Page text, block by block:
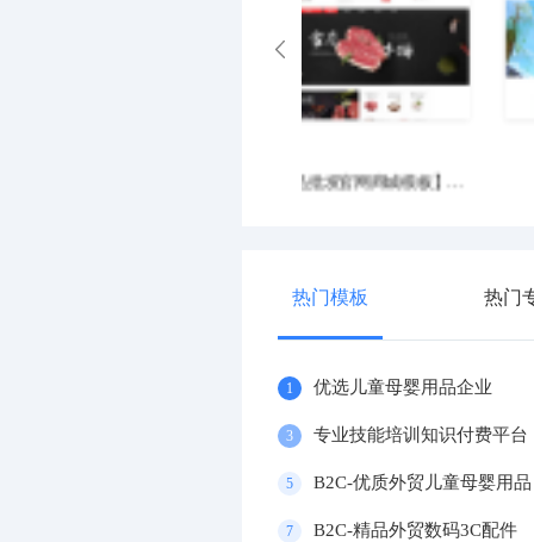
优选摩托车企业官网
热门模板 热门
1 优选儿童母婴用品企业
3 专业技能培训知识付费平台
5 B2C-优质外贸儿童母婴用品
7 B2C-精品外贸数码3C配件